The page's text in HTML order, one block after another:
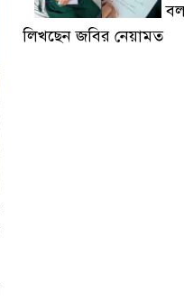
লিখছেন জবির নেয়ামত